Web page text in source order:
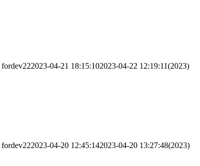
fordev222023-04-21 18:15:102023-04-22 12:19:11(2023)
fordev222023-04-20 12:45:142023-04-20 13:27:48(2023)